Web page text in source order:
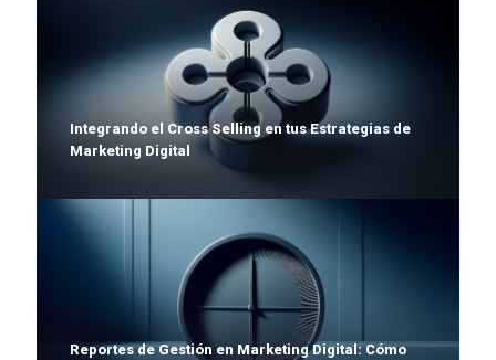
Integrando el Cross Selling en tus Estrategias de
Marketing Digital
Reportes de Gestión en Marketing Digital: Cómo